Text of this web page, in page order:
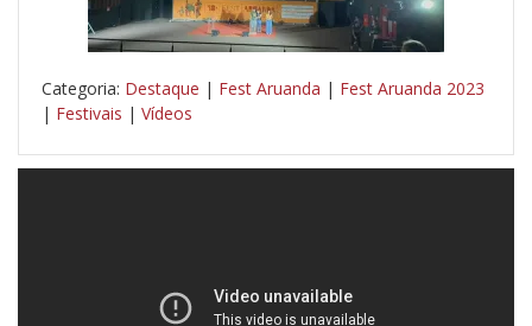
Categoria: Destaque | Fest Aruanda | Fest Aruanda 2023
| Festivais | Vídeos